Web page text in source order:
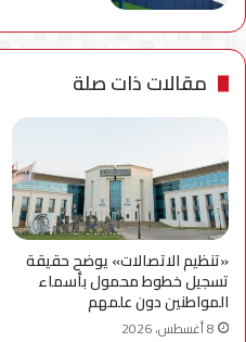
مقالات ذات صلة
«تنظيم الاتصالات» يوضح حقيقة
تسجيل خطوط محمول بأسماء
المواطنين دون علمهم
8 أغسطس، 2026